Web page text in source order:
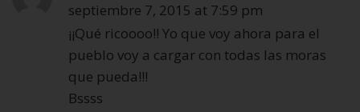
septiembre 7, 2015 at 7:59 pm
¡¡Qué ricoooo!! Yo que voy ahora para el
pueblo voy a cargar con todas las moras
que pueda!!!
Bssss